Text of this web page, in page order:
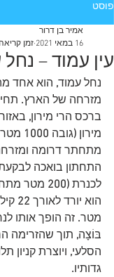
פוסט
עין עמוד –
אמיר בן דרור
16 במאי 2021
זמן קריאה 2 דקות
נחל עמוד, הוא אחד
מזרחה של הארץ.
ברכס הרי מירון,
מירון (גובה מטר
מתחתר דרומה
התחתון בואכה
לכנרת (200 מטר
הוא יורד לאורך 22
מטר. זה הופך אותו
בּוֹצָה, תוך שהזרימה
הסלעי, ויוצרת קניון
גדותיו.